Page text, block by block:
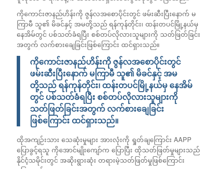
ကိုကောင်းဇာနည်ဟိန်းကို ဇွန်လအစောပိုင်းတွင် ဖမ်းဆီးပြီးနောက် မ
ကြာမီ သူ၏ မိခင်နှင့် အမတို့သည် ရန်ကုန်တိုင်း၊ ထန်းတပင်မြို့နယ်မှ
နေအိမ်တွင် ပစ်သတ်ခံရပြီး စစ်တပ်လိုလားသူများကို သတ်ဖြတ်ခြင်း
အတွက် လက်စားချေခြင်းဖြစ်ကြောင်း ထင်ရှားသည်။
ကိုကောင်းဇာနည်ဟိန်းကို ဇွန်လအစောပိုင်းတွင်
ဖမ်းဆီးပြီးနောက် မကြာမီ သူ၏ မိခင်နှင့် အမ
တို့သည် ရန်ကုန်တိုင်း၊ ထန်းတပင်မြို့နယ်မှ နေအိမ်
တွင် ပစ်သတ်ခံရပြီး စစ်တပ်လိုလားသူများကို
သတ်ဖြတ်ခြင်းအတွက် လက်စားချေခြင်း
ဖြစ်ကြောင်း ထင်ရှားသည်။
ထိုအကျဉ်းသား သေဆုံးမှုများ အားလုံးကို ရှုတ်ချကြောင်း AAPP
ပြောခွင့်ရသူ ကိုအောင်မျိုးကျော်က ပြောပြီး ထိုသတ်ဖြတ်မှုများသည်
နိုင်ငံ့သမိုင်းတွင် အဆိုးရွားဆုံး တရားမဲ့သတ်ဖြတ်မှုဖြစ်ကြောင်း